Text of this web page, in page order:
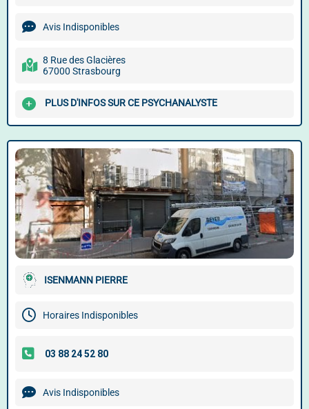
Avis Indisponibles
8 Rue des Glacières
67000 Strasbourg
PLUS D'INFOS SUR CE PSYCHANALYSTE
ISENMANN PIERRE
Horaires Indisponibles
Avis Indisponibles